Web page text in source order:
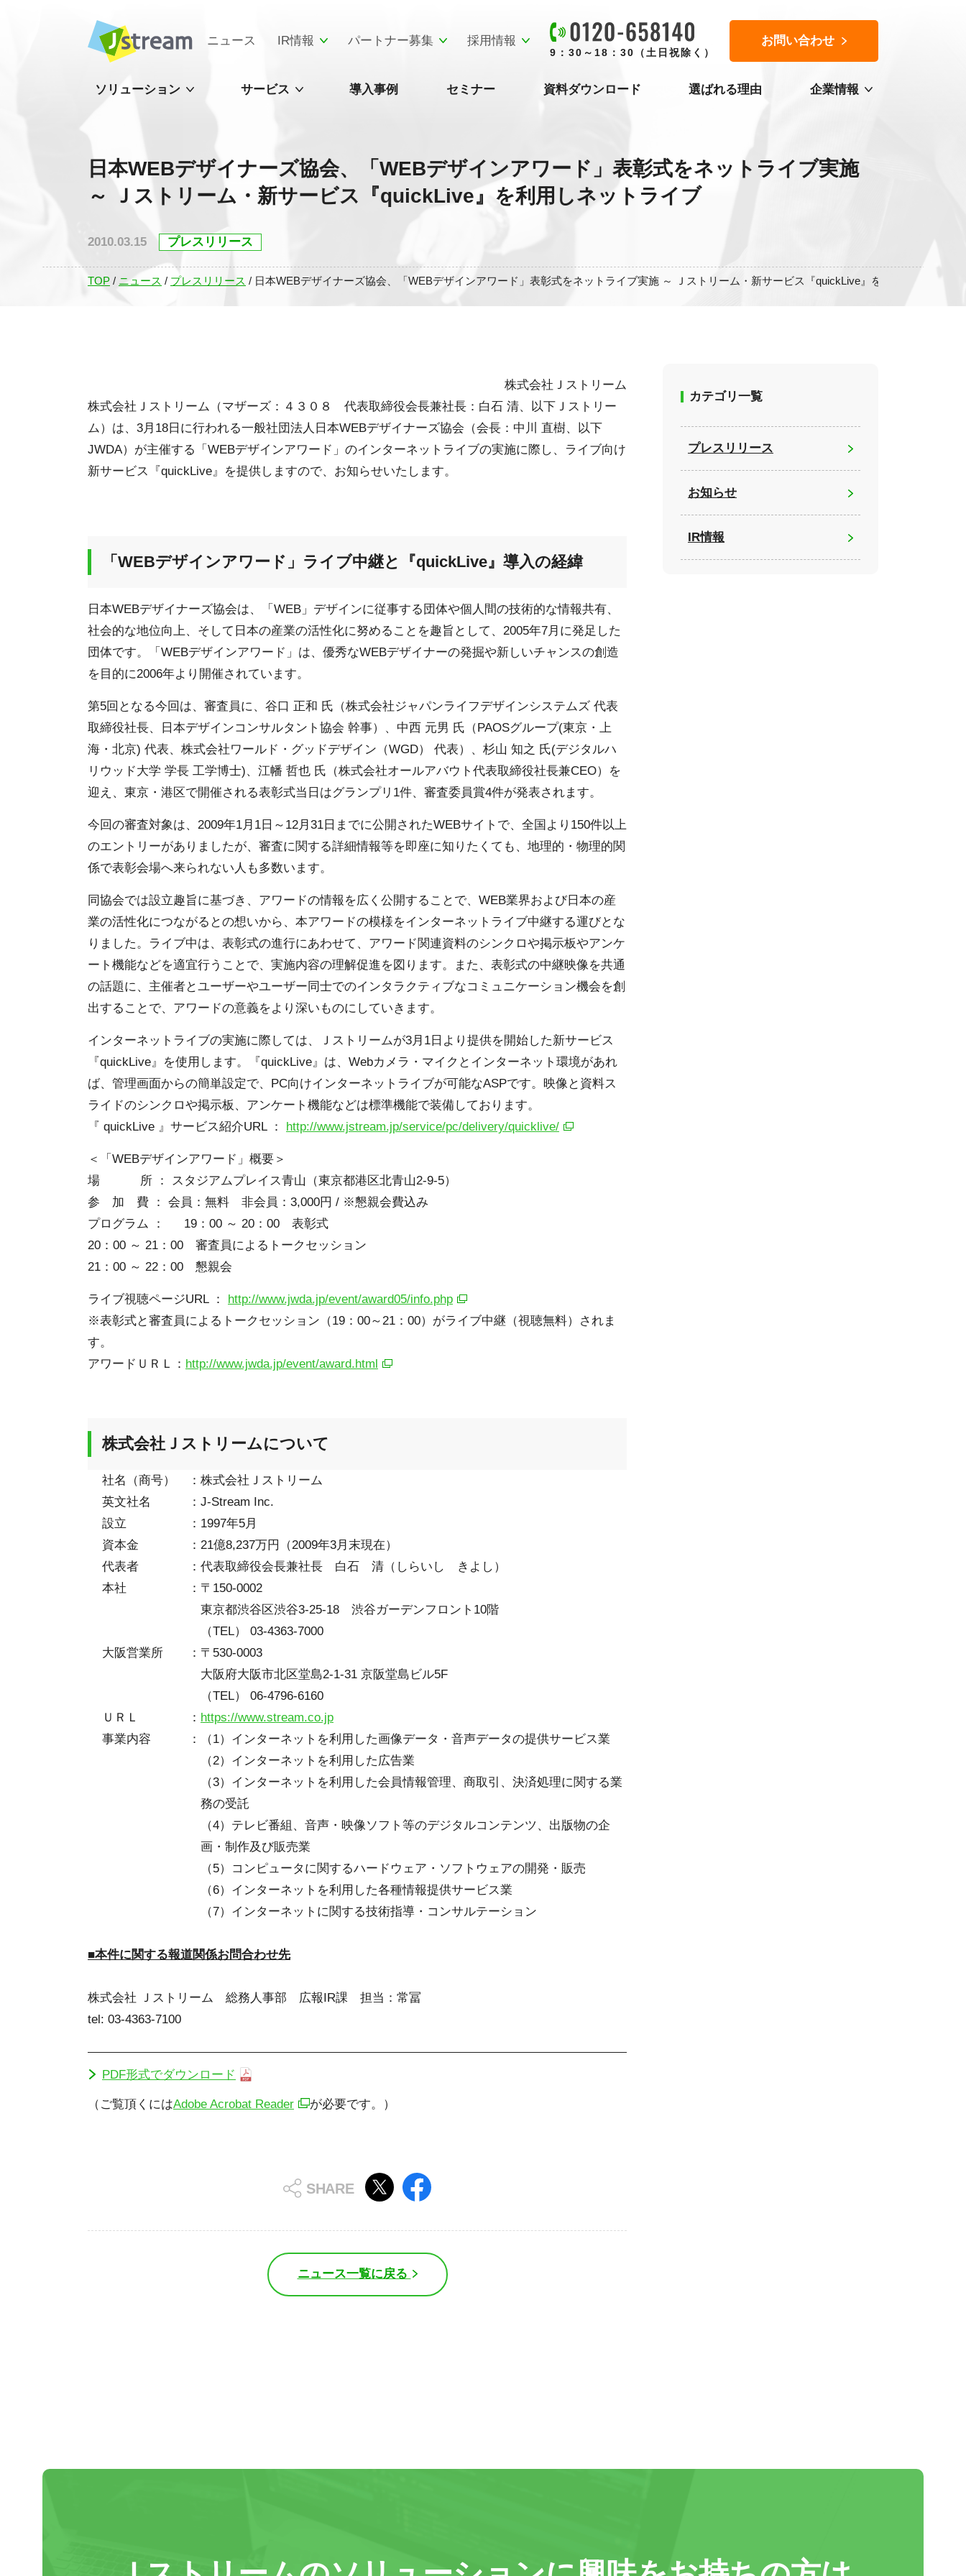
ニュース IR情報 パートナー募集 採用情報
9：30～18：30（土日祝除く）
お問い合わせ
ソリューション サービス 導入事例 セミナー 資料ダウンロード 選ばれる理由 企業情報
日本WEBデザイナーズ協会、「WEBデザインアワード」表彰式をネットライブ実施
～ Ｊストリーム・新サービス『quickLive』を利用しネットライブ
2010.03.15 プレスリリース
TOP / ニュース / プレスリリース / 日本WEBデザイナーズ協会、「WEBデザインアワード」表彰式をネットライブ実施 ～ Ｊストリーム・新サービス『quickLive』を利用しネットラ
株式会社Ｊストリーム
株式会社Ｊストリーム（マザーズ：４３０８ 代表取締役会長兼社長：白石 清、以下Ｊストリー
ム）は、3月18日に行われる一般社団法人日本WEBデザイナーズ協会（会長：中川 直樹、以下
JWDA）が主催する「WEBデザインアワード」のインターネットライブの実施に際し、ライブ向け
新サービス『quickLive』を提供しますので、お知らせいたします。
「WEBデザインアワード」ライブ中継と『quickLive』導入の経緯
日本WEBデザイナーズ協会は、「WEB」デザインに従事する団体や個人間の技術的な情報共有、
社会的な地位向上、そして日本の産業の活性化に努めることを趣旨として、2005年7月に発足した
団体です。「WEBデザインアワード」は、優秀なWEBデザイナーの発掘や新しいチャンスの創造
を目的に2006年より開催されています。
第5回となる今回は、審査員に、谷口 正和 氏（株式会社ジャパンライフデザインシステムズ 代表
取締役社長、日本デザインコンサルタント協会 幹事）、中西 元男 氏（PAOSグループ(東京・上
海・北京) 代表、株式会社ワールド・グッドデザイン（WGD） 代表）、杉山 知之 氏(デジタルハ
リウッド大学 学長 工学博士)、江幡 哲也 氏（株式会社オールアバウト代表取締役社長兼CEO）を
迎え、東京・港区で開催される表彰式当日はグランプリ1件、審査委員賞4件が発表されます。
今回の審査対象は、2009年1月1日～12月31日までに公開されたWEBサイトで、全国より150件以上
のエントリーがありましたが、審査に関する詳細情報等を即座に知りたくても、地理的・物理的関
係で表彰会場へ来られない人も多数います。
同協会では設立趣旨に基づき、アワードの情報を広く公開することで、WEB業界および日本の産
業の活性化につながるとの想いから、本アワードの模様をインターネットライブ中継する運びとな
りました。ライブ中は、表彰式の進行にあわせて、アワード関連資料のシンクロや掲示板やアンケ
ート機能などを適宜行うことで、実施内容の理解促進を図ります。また、表彰式の中継映像を共通
の話題に、主催者とユーザーやユーザー同士でのインタラクティブなコミュニケーション機会を創
出することで、アワードの意義をより深いものにしていきます。
インターネットライブの実施に際しては、Ｊストリームが3月1日より提供を開始した新サービス
『quickLive』を使用します。『quickLive』は、Webカメラ・マイクとインターネット環境があれ
ば、管理画面からの簡単設定で、PC向けインターネットライブが可能なASPです。映像と資料ス
ライドのシンクロや掲示板、アンケート機能などは標準機能で装備しております。
『 quickLive 』サービス紹介URL ： http://www.jstream.jp/service/pc/delivery/quicklive/
＜「WEBデザインアワード」概要＞
場 所 ： スタジアムプレイス青山（東京都港区北青山2-9-5）
参 加 費 ： 会員：無料 非会員：3,000円 / ※懇親会費込み
プログラム ： 19：00 ～ 20：00 表彰式
20：00 ～ 21：00 審査員によるトークセッション
21：00 ～ 22：00 懇親会
ライブ視聴ページURL ： http://www.jwda.jp/event/award05/info.php
※表彰式と審査員によるトークセッション（19：00～21：00）がライブ中継（視聴無料）されま
す。
アワードＵＲＬ： http://www.jwda.jp/event/award.html
株式会社Ｊストリームについて
社名（商号） ： 株式会社Ｊストリーム
英文社名
： J-Stream Inc.
設立
： 1997年5月
資本金
： 21億8,237万円（2009年3月末現在）
代表者
： 代表取締役会長兼社長 白石 清（しらいし きよし）
本社
： 〒150-0002
東京都渋谷区渋谷3-25-18 渋谷ガーデンフロント10階
（TEL） 03-4363-7000
大阪営業所
： 〒530-0003
大阪府大阪市北区堂島2-1-31 京阪堂島ビル5F
（TEL） 06-4796-6160
ＵＲＬ
： https://www.stream.co.jp
事業内容
：
（1）インターネットを利用した画像データ・音声データの提供サービス業
（2）インターネットを利用した広告業
（3）インターネットを利用した会員情報管理、商取引、決済処理に関する業
務の受託
（4）テレビ番組、音声・映像ソフト等のデジタルコンテンツ、出版物の企
画・制作及び販売業
（5）コンピュータに関するハードウェア・ソフトウェアの開発・販売
（6）インターネットを利用した各種情報提供サービス業
（7）インターネットに関する技術指導・コンサルテーション
■本件に関する報道関係お問合わせ先
株式会社 Ｊストリーム 総務人事部 広報IR課 担当：常冨
tel: 03-4363-7100
PDF形式でダウンロード
（ご覧頂くにはAdobe Acrobat Reader が必要です。）
ニュース一覧に戻る
カテゴリ一覧
プレスリリース
お知らせ
IR情報